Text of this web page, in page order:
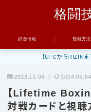
格闘
MENU
Bellator
試合情報 視聴方法
【UFCからRIZIN
2023.12.08 2024.05.04
【Lifetime
対戦カードと視聴